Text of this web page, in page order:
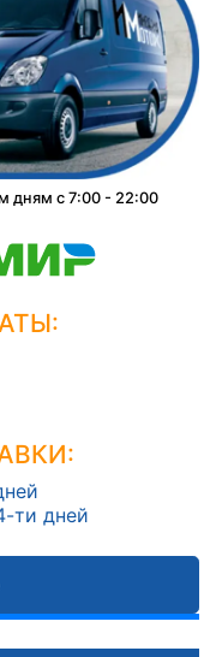
дням с 7:00 - 22:00
ти дней